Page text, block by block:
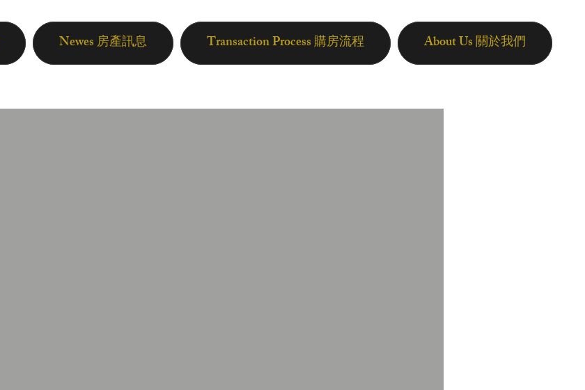
Newes 房產訊息 Transaction Process 購房流程 About Us 關於我們